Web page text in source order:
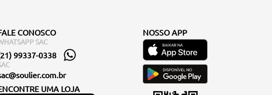
CONOSCO
SAC
99337-0338
UMA LOJA
NOSSO APP